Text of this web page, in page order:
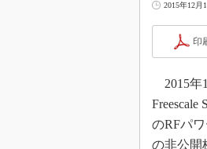
2015年12月
印
2015年
のRFパ
の非公開